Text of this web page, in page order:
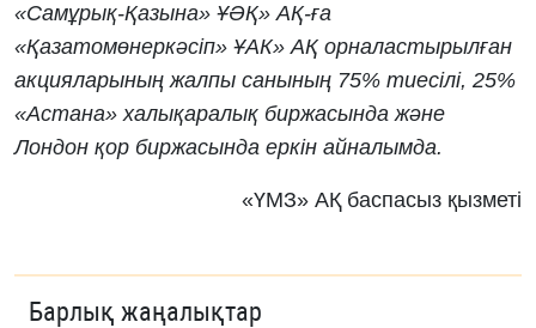
«Самұрық-Қазына» ҰӘҚ» АҚ-ға
«Қазатомөнеркәсіп» ҰАК» АҚ орналастырылған
акцияларының жалпы санының 75% тиесілі, 25%
«Астана» халықаралық биржасында және
Лондон қор биржасында еркін айналымда.
«ҮМЗ» АҚ баспасыз қызметі
Барлық жаңалықтар